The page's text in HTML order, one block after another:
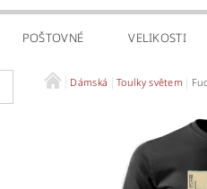
POŠTOVNÉ VELIKOSTI
Dámská Toulky světem